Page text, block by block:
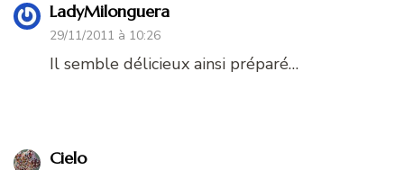
LadyMilonguera
29/11/2011 à 10:26
Il semble délicieux ainsi préparé…
Cielo